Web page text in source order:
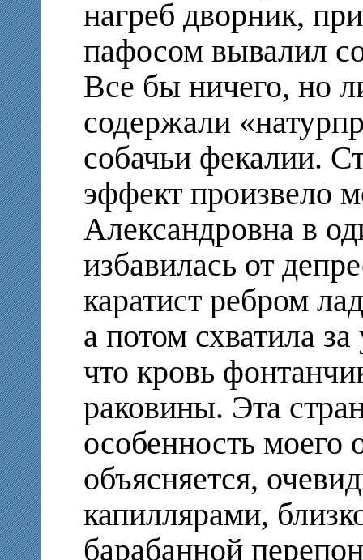
нагреб дворник,
пафосом вывалил
Все бы ничего, но
содержали
собачьи фекалии.
эффект произвело
Александровна в
избавилась от
каратист ребром
а потом схватила
что кровь
раковины. Эта
особенность моего
объясняется,
капиллярами,
барабанной